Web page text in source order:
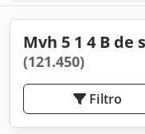
Mvh 5 1 4 B
(121.450)
Filtro